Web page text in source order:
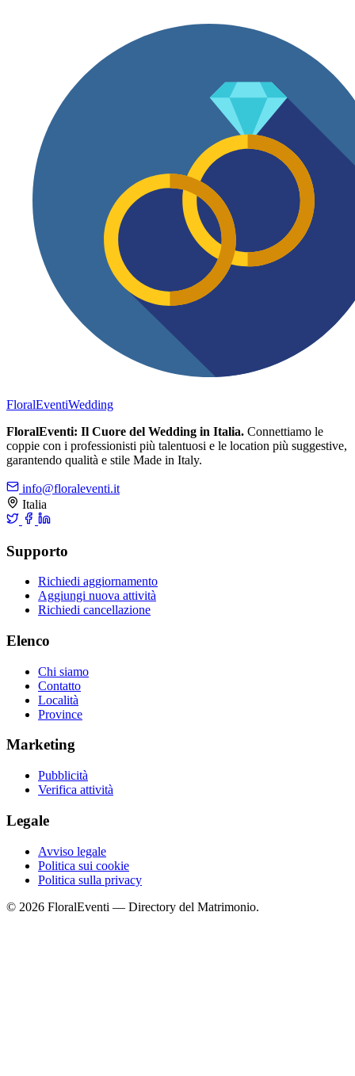
FloralEventiWedding
FloralEventi: Il Cuore del Wedding in Italia. Connettiamo le
coppie con i professionisti più talentuosi e le location più suggestive,
garantendo qualità e stile Made in Italy.
info@floraleventi.it
Italia
Supporto
Richiedi aggiornamento
Aggiungi nuova attività
Richiedi cancellazione
Elenco
Chi siamo
Contatto
Località
Province
Marketing
Pubblicità
Verifica attività
Legale
Avviso legale
Politica sui cookie
Politica sulla privacy
© 2026 FloralEventi — Directory del Matrimonio.